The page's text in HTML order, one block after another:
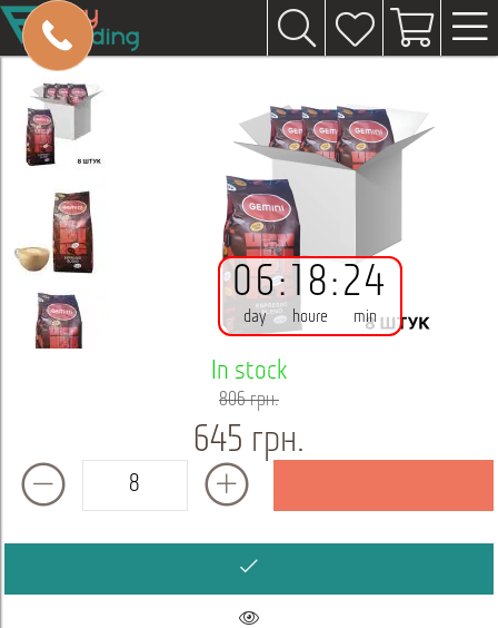
06
day
:18
houre
:24
min
In stock
806 грн.
645 грн.